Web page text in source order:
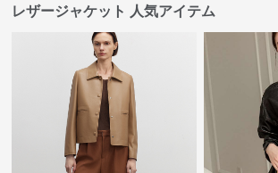
レザージャケット 人気アイテム